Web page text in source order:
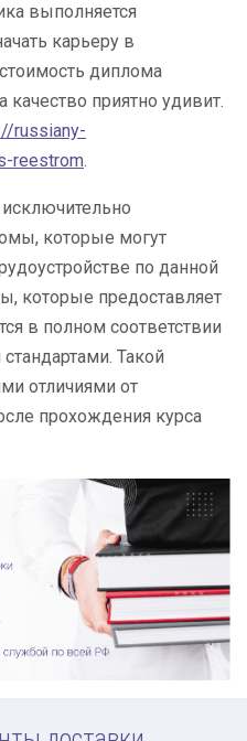
выполняется
карьеру в
диплома
качество приятно удивит.
russiany-
reestrom.
которые могут
по данной
которые предоставляет
в полном соответствии
Такой
отличиями от
прохождения курса